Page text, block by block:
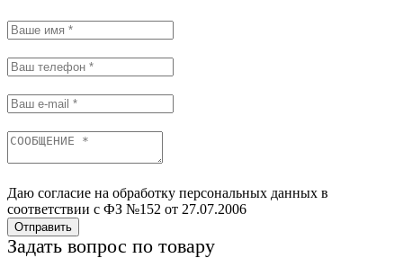
Даю согласие на обработку персональных данных в
соответствии с ФЗ №152 от 27.07.2006
Отправить
Задать вопрос по товару